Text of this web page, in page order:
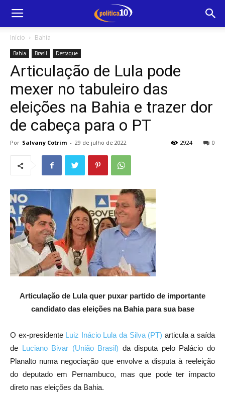
Início Bahia
Bahia Brasil Destaque
Articulação de Lula pode
mexer no tabuleiro das
eleições na Bahia e trazer dor
de cabeça para o PT
Por Salvany Cotrim - 29 de julho de 2022 0
2924
Articulação de Lula quer puxar partido de importante
candidato das eleições na Bahia para sua base
O ex-presidente Luiz Inácio Lula da Silva (PT) articula a saída
de Luciano Bivar (União Brasil) da disputa pelo Palácio do
Planalto numa negociação que envolve a disputa à reeleição
do deputado em Pernambuco, mas que pode ter impacto
direto nas eleições da Bahia.